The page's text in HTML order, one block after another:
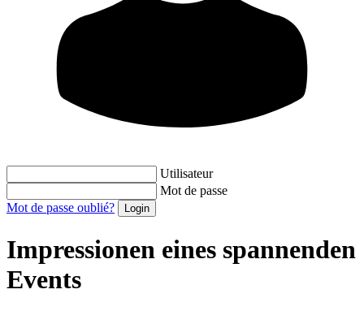
Utilisateur
Mot de passe
Mot de passe oublié?
Impressionen eines spannenden
Events